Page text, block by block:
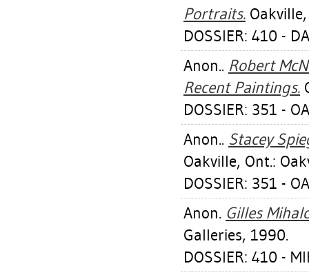
Portraits.
DOSSIER: 410 -
Anon.. Robert
Recent Paintings.
DOSSIER: 351 -
Anon.. Stacey
Oakville, Ont.:
DOSSIER: 351 -
Anon. Gilles
Galleries, 1990.
DOSSIER: 410 -